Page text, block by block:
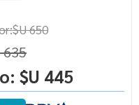
$U 650
635
$U 445